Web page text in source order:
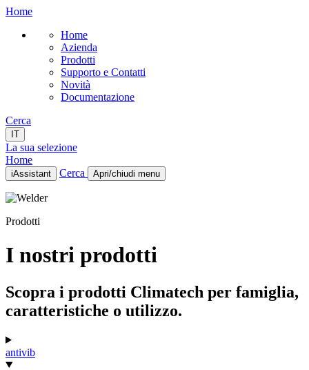
Home
Home
Azienda
Prodotti
Supporto e Contatti
Novità
Documentazione
Cerca
IT
La sua selezione
Home
iAssistant Cerca Apri/chiudi menu
Home
Prodotti
Novità
Documentazione
Prodotti
I nostri prodotti
Scopra i prodotti Climatech per famiglia,
caratteristiche o utilizzo.
antivib